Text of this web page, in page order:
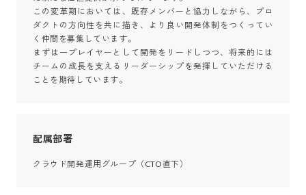
この変革期においては、既存メンバーと協力しながら、プロ
ダクトの方向性を共に描き、より良い開発体制をつくってい
く仲間を募集しています。
まずは一プレイヤーとして開発をリードしつつ、将来的には
チームの成長を支えるリーダーシップを発揮していただける
ことを期待しています。
配属部署
クラウド開発運用グループ（CTO直下）